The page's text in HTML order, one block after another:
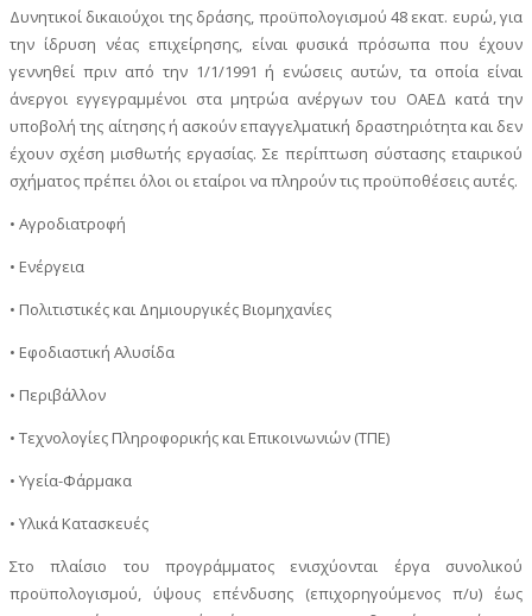
Δυνητικοί δικαιούχοι της δράσης, προϋπολογισμού 48 εκατ. ευρώ, για
την ίδρυση νέας επιχείρησης, είναι φυσικά πρόσωπα που έχουν
γεννηθεί πριν από την 1/1/1991 ή ενώσεις αυτών, τα οποία είναι
άνεργοι εγγεγραμμένοι στα μητρώα ανέργων του ΟΑΕΔ κατά την
υποβολή της αίτησης ή ασκούν επαγγελματική δραστηριότητα και δεν
έχουν σχέση μισθωτής εργασίας. Σε περίπτωση σύστασης εταιρικού
σχήματος πρέπει όλοι οι εταίροι να πληρούν τις προϋποθέσεις αυτές.
• Αγροδιατροφή
• Ενέργεια
• Πολιτιστικές και Δημιουργικές Βιομηχανίες
• Εφοδιαστική Αλυσίδα
• Περιβάλλον
• Τεχνολογίες Πληροφορικής και Επικοινωνιών (ΤΠΕ)
• Υγεία-Φάρμακα
• Υλικά Κατασκευές
Στο πλαίσιο του προγράμματος ενισχύονται έργα συνολικού
προϋπολογισμού, ύψους επένδυσης (επιχορηγούμενος π/υ) έως